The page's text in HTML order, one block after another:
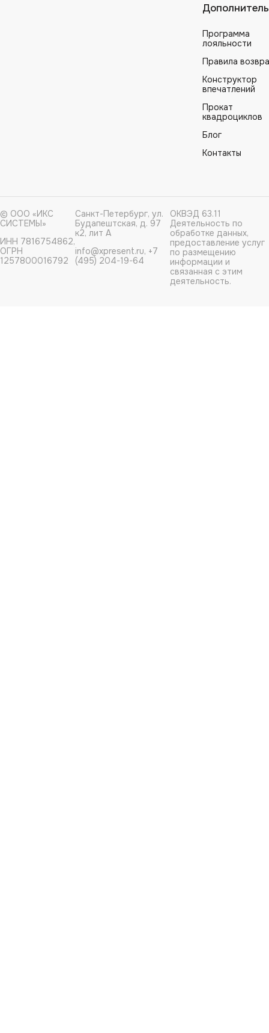
Программа
лояльности
Правила
Конструктор
впечатлений
Прокат
квадроциклов
Блог
Контакты
© ООО «ИКС
СИСТЕМЫ»
ИНН 7816754862,
ОГРН
1257800016792
Санкт-Петербург, ул.
Будапештская, д. 97
к2, лит А
info@xpresent.ru, +7
(495) 204-19-64
ОКВЭД 63.11
Деятельность по
обработке данных,
предоставление услуг
по размещению
информации и
связанная с этим
деятельность.